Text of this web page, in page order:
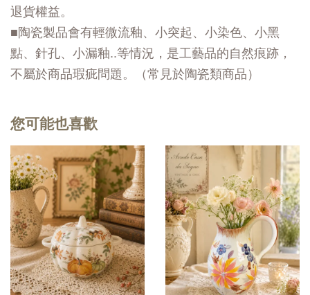
退貨權益。
■陶瓷製品會有輕微流釉、小突起、小染色、小黑
點、針孔、小漏釉..等情況，是工藝品的自然痕跡，
不屬於商品瑕疵問題。（常見於陶瓷類商品）
您可能也喜歡